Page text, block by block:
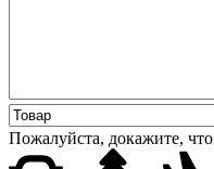
Пожалуйста, докажите,